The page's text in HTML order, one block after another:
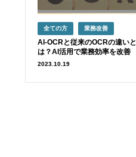
全ての方 業務改善
AI-OCRと従来のOCRの違いと
は？AI活用で業務効率を改善
2023.10.19